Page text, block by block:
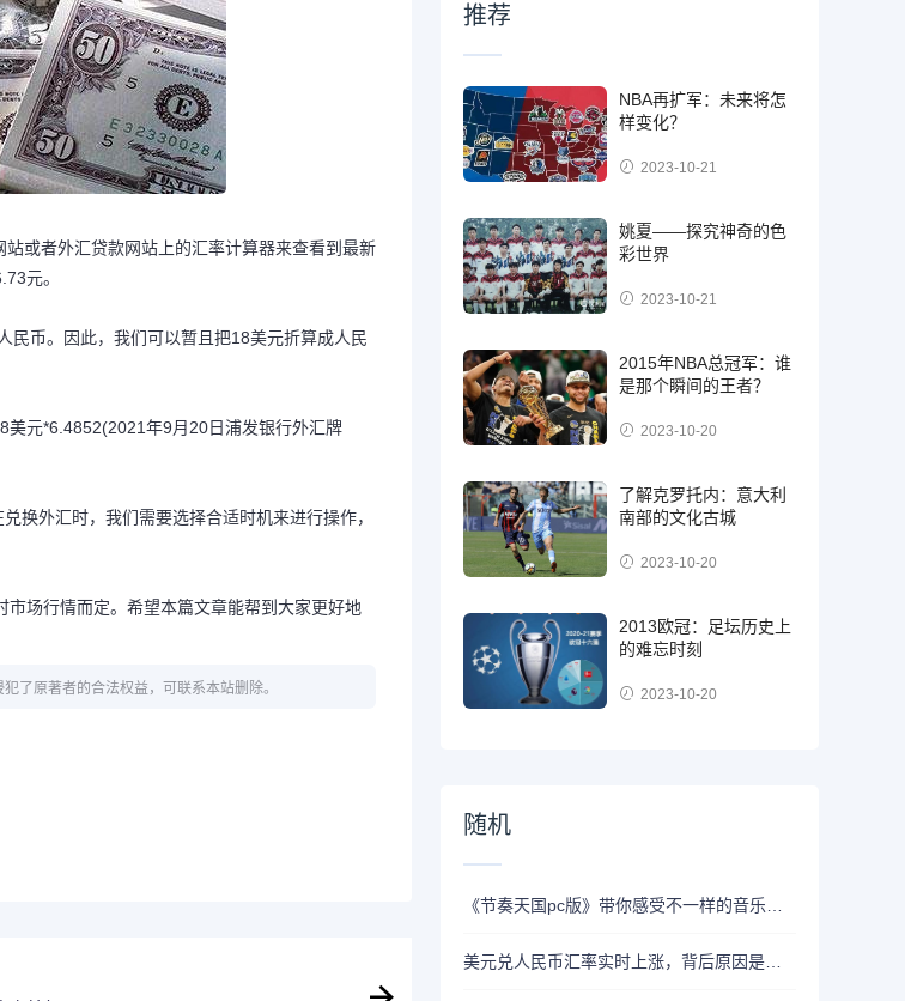
或者外汇贷款网站上的汇率计算器来查看到最新
元。
民币。因此，我们可以暂且把18美元折算成人民
美元*6.4852(2021年9月20日浦发银行外汇牌
换外汇时，我们需要选择合适时机来进行操作，
场行情而定。希望本篇文章能帮到大家更好地
了原著者的合法权益，可联系本站删除。
推荐
NBA再扩军：未来将怎
样变化？
2023-10-21
姚夏——探究神奇的色
彩世界
2023-10-21
2015年NBA总冠军：谁
是那个瞬间的王者？
2023-10-20
了解克罗托内：意大利
南部的文化古城
2023-10-20
2013欧冠：足坛历史上
的难忘时刻
2023-10-20
随机